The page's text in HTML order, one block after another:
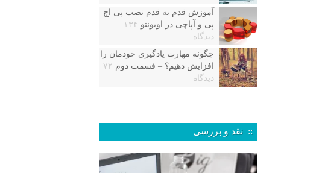
آموزش قدم به قدم نصب پی اچ
پی و آپاچی در اوبونتو ۱۳۴
دیدگاه
چگونه مهارت یادگیری خودمان را
افزایش دهیم؟ – قسمت دوم ۷۲
دیدگاه
:: نقد و بررسی